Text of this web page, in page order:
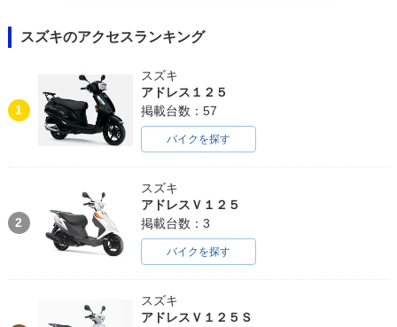
スズキのアクセスランキング
1
スズキ
アドレス１２５
掲載台数：57
バイクを探す
2
スズキ
アドレスＶ１２５
掲載台数：3
バイクを探す
スズキ
アドレスＶ１２５Ｓ